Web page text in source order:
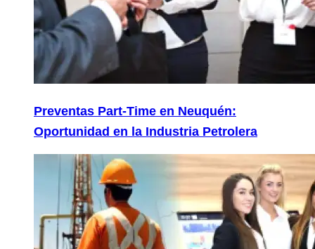
Preventas Part-Time en Neuquén:
Oportunidad en la Industria Petrolera